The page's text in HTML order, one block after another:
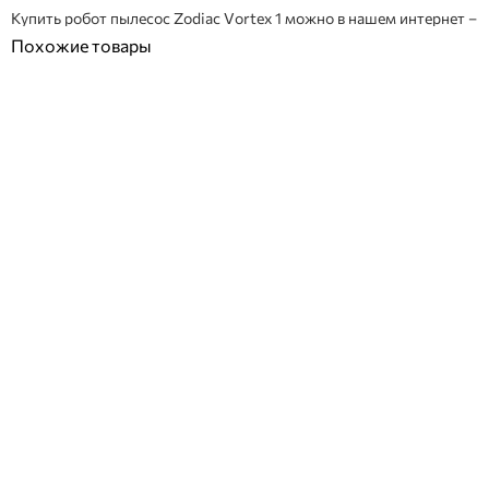
Купить робот пылесос Zodiac Vortex 1 можно в нашем интернет –
Похожие товары